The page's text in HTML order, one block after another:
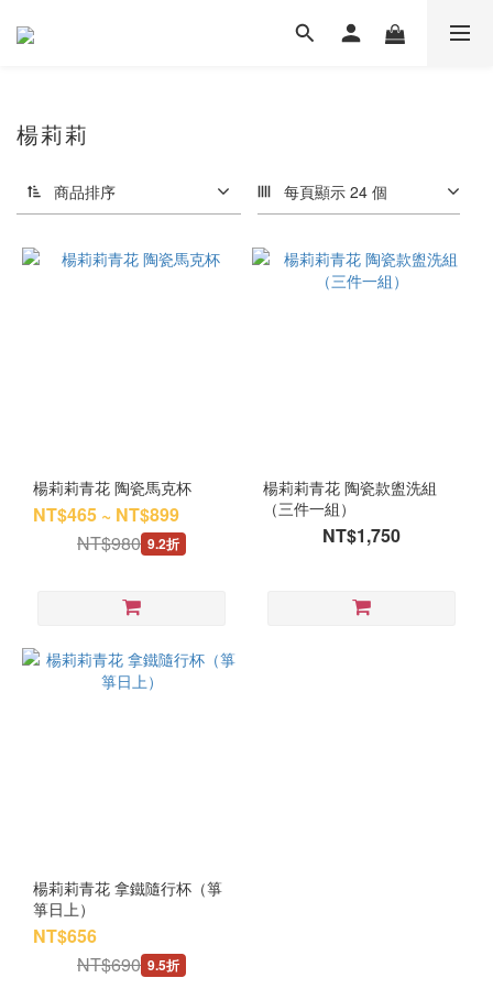
楊莉莉
商品排序 每頁顯示 24 個
楊莉莉青花 陶瓷馬克杯
NT$465 ~ NT$899
NT$980 9.2折
楊莉莉青花 陶瓷款盥洗組
（三件一組）
NT$1,750
楊莉莉青花 拿鐵隨行杯（箏
箏日上）
NT$656
NT$690 9.5折